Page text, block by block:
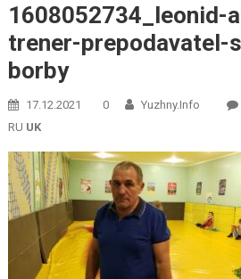
1608052734_leonid-
trener-prepodavatel-
borby
17.12.2021 0 Yuzhny.info
RU UK